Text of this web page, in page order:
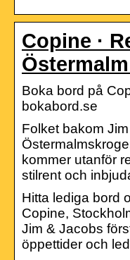
Copine ·
Boka bord på
bokabord.se
Folket bakom
kommer utanför
stilrent och
Hitta lediga bord
Copine,
Jim & Jacobs
öppettider och